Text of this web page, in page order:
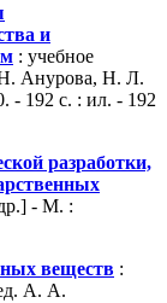
и
: учебное
Анурова, Н. Л.
192 с. : ил. - 192
разработки,
- М. :
веществ :
А. А.